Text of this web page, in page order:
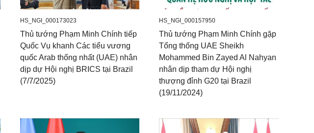
HS_NGI_000173023
Thủ tướng Phạm Minh Chính tiếp
Quốc Vụ khanh Các tiểu vương
quốc Arab thống nhất (UAE) nhân
dịp dự Hội nghị BRICS tại Brazil
(7/7/2025)
HS_NGI_000157950
Thủ tướng Phạm Minh Chính gặp
Tổng thống UAE Sheikh
Mohammed Bin Zayed Al Nahyan
nhân dịp tham dự Hội nghị
thượng đỉnh G20 tại Brazil
(19/11/2024)